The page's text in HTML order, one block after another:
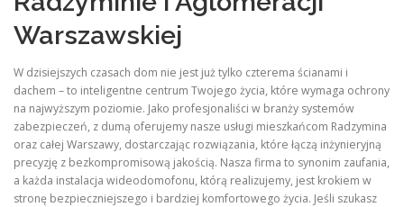
Warszawskiej
W dzisiejszych czasach dom nie jest już tylko czterema ścianami i
dachem – to inteligentne centrum Twojego życia, które wymaga ochrony
na najwyższym poziomie. Jako profesjonaliści w branży systemów
zabezpieczeń, z dumą oferujemy nasze usługi mieszkańcom Radzymina
oraz całej Warszawy, dostarczając rozwiązania, które łączą inżynieryjną
precyzję z bezkompromisową jakością. Nasza firma to synonim zaufania,
a każda instalacja wideodomofonu, którą realizujemy, jest krokiem w
stronę bezpieczniejszego i bardziej komfortowego życia. Jeśli szukasz